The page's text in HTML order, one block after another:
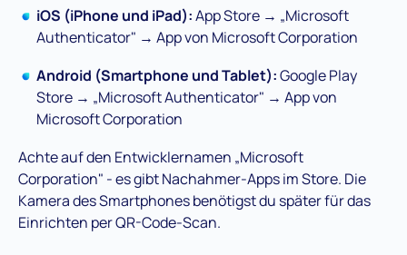
iOS (iPhone und iPad):App Store → „Microsoft
Authenticator" → App von Microsoft Corporation
Android (Smartphone und Tablet):Google Play
Store → „Microsoft Authenticator" → App von
Microsoft Corporation
Achte auf den Entwicklernamen „Microsoft
Corporation" - es gibt Nachahmer-Apps im Store. Die
Kamera des Smartphones benötigst du später für das
Einrichten per QR-Code-Scan.